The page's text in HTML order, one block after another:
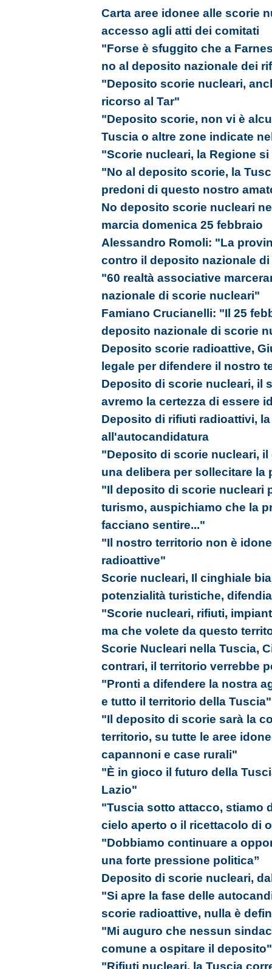
Carta aree idonee alle scorie
accesso agli atti dei comitati
"Forse è sfuggito che a
no al deposito nazionale dei
"Deposito scorie nucleari,
ricorso al Tar"
"Deposito scorie, non vi è
Tuscia o altre zone indicate
"Scorie nucleari, la Regione
"No al deposito scorie, la
predoni di questo nostro
No deposito scorie nucleari
marcia domenica 25 febbraio
Alessandro Romoli: "La
contro il deposito nazionale
"60 realtà associative
nazionale di scorie nucleari"
Famiano Crucianelli: "Il 25
deposito nazionale di scorie
Deposito scorie radioattive,
legale per difendere il nostro
Deposito di scorie nucleari, il
avremo la certezza di essere
Deposito di rifiuti radioattivi,
all'autocandidatura
"Deposito di scorie nucleari,
una delibera per sollecitare
"Il deposito di scorie nucleari
turismo, auspichiamo che la
facciano sentire..."
"Il nostro territorio non è
radioattive"
Scorie nucleari, Il cinghiale
potenzialità turistiche,
"Scorie nucleari, rifiuti,
ma che volete da questo
Scorie Nucleari nella Tuscia,
contrari, il territorio verrebbe
"Pronti a difendere la nostra
e tutto il territorio della Tuscia"
"Il deposito di scorie sarà la
territorio, su tutte le aree
capannoni e case rurali"
"È in gioco il futuro della
Lazio"
"Tuscia sotto attacco, stiamo
cielo aperto o il ricettacolo di
"Dobbiamo continuare a
una forte pressione politica”
Deposito di scorie nucleari,
"Si apre la fase delle
scorie radioattive, nulla è
"Mi auguro che nessun
comune a ospitare il deposito"
"Rifiuti nucleari, la Tuscia